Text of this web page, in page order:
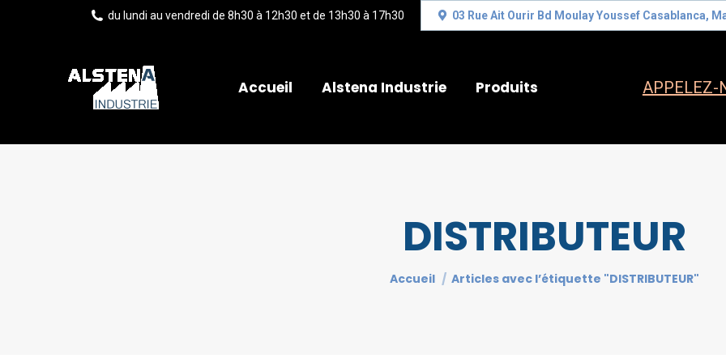
du lundi au vendredi de 8h30 à 12h30 et de 13h30 à 17h30 03 Rue Ait Ourir Bd Moulay Youssef Casablanca,
Accueil Alstena Industrie Produits APPELEZ-
DISTRIBUTEUR
Vous êtes ici :
Accueil Articles avec l’étiquette "DISTRIBUTEUR"